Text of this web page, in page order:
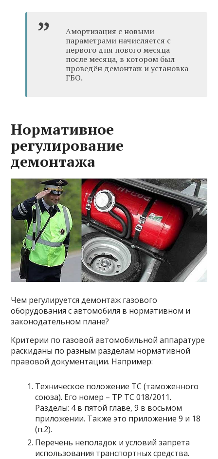
Амортизация с новыми
параметрами начисляется с
первого дня нового месяца
после месяца, в котором был
проведён демонтаж и установка
ГБО.
Нормативное
регулирование
демонтажа
Чем регулируется демонтаж газового
оборудования с автомобиля в нормативном и
законодательном плане?
Критерии по газовой автомобильной аппаратуре
раскиданы по разным разделам нормативной
правовой документации. Например:
Техническое положение ТС (таможенного
союза). Его номер – ТР ТС 018/2011.
Разделы: 4 в пятой главе, 9 в восьмом
приложении. Также это приложение 9 и 18
(п.2).
Перечень неполадок и условий запрета
использования транспортных средства.